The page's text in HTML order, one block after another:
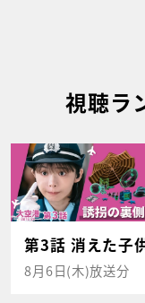
視聴ラ
第3話 消えた子
8月6日(木)放送分